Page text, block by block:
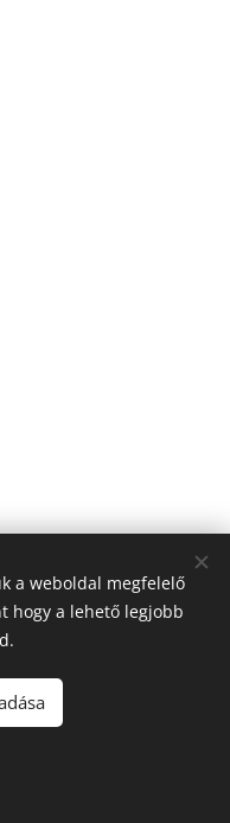
a weboldal megfelelő
hogy a lehető legjobb